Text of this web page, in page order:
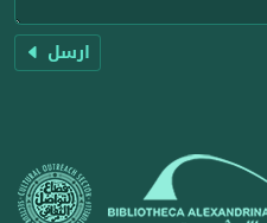
ارسل